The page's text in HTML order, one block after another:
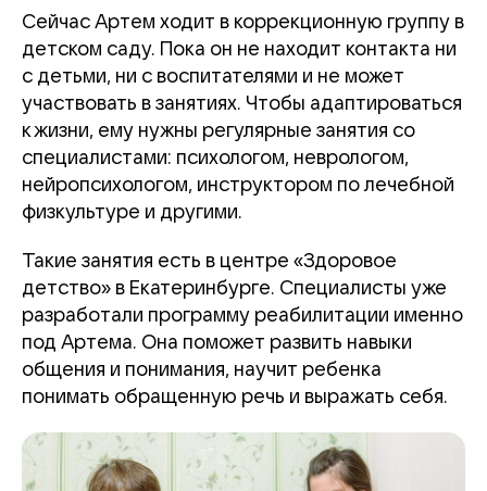
Сейчас Артем ходит в коррекционную группу в
детском саду. Пока он не находит контакта ни
с детьми, ни с воспитателями и не может
участвовать в занятиях. Чтобы адаптироваться
к жизни, ему нужны регулярные занятия со
специалистами: психологом, неврологом,
нейропсихологом, инструктором по лечебной
физкультуре и другими.
Такие занятия есть в центре «Здоровое
детство» в Екатеринбурге. Специалисты уже
разработали программу реабилитации именно
под Артема. Она поможет развить навыки
общения и понимания, научит ребенка
понимать обращенную речь и выражать себя.